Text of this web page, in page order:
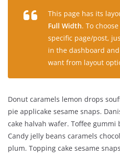
This page has its
Full Width. To
specific page/post,
in the dashboard
want from layout
Donut caramels lemon drops
pie applicake sesame snaps.
cake halvah wafer. Toffee gummi
Candy jelly beans caramels
plum. Topping cake sesame